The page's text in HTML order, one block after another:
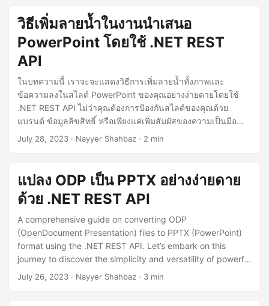
วิธีเพิ่มลายน้ำในงานนำเสนอ
PowerPoint โดยใช้ .NET REST
API
ในบทความนี้ เราจะจะแสดงวิธีการเพิ่มลายน้ำทั้งภาพและ
ข้อความลงในสไลด์ PowerPoint ของคุณอย่างง่ายดายโดยใช้
.NET REST API ไม่ว่าคุณต้องการป้องกันสไลด์ของคุณด้วย
แบรนด์ ข้อมูลลิขสิทธิ์ หรือเพียงแค่เพิ่มสัมผัสของความเป็นมือ
อาชีพ คำแนะนำทีละขั้นตอนของเราจะนำคุณไปสู่กระบวนการนี้
July 28, 2023 · Nayyer Shahbaz · 2 min
แปลง ODP เป็น PPTX อย่างง่ายดาย
ด้วย .NET REST API
A comprehensive guide on converting ODP
(OpenDocument Presentation) files to PPTX (PowerPoint)
format using the .NET REST API. Let’s embark on this
journey to discover the simplicity and versatility of powerful
SDK providing a robust and efficient solution for ODP to
July 26, 2023 · Nayyer Shahbaz · 3 min